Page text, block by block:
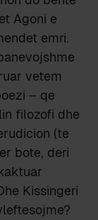
Agoni e
emri.
vetem
– qe
filozofi dhe
(te
bote, deri
Kissingeri